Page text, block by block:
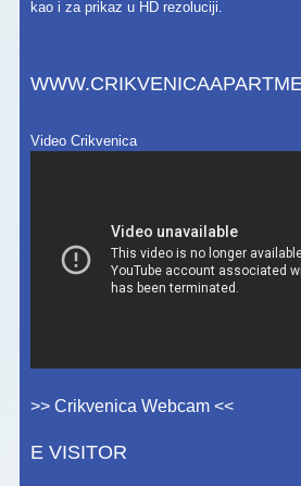
kao i za prikaz u HD rezoluciji.
Video Crikvenica
>> Crikvenica Webcam <<
E VISITOR